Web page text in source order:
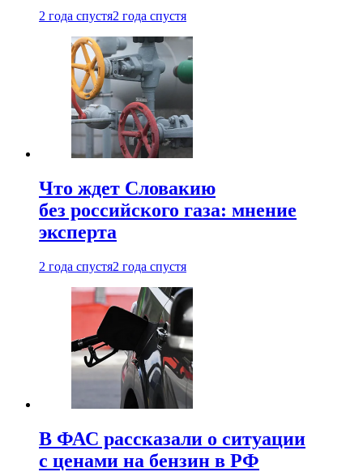
2 года спустя2 года спустя
Что ждет Словакию
без российского газа: мнение
эксперта
2 года спустя2 года спустя
В ФАС рассказали о ситуации
с ценами на бензин в РФ